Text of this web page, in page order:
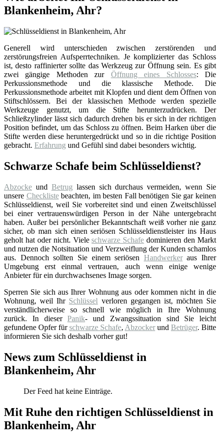
Blankenheim, Ahr?
Generell wird unterschieden zwischen zerstörenden und
zerstörungsfreien Aufsperrtechniken. Je komplizierter das Schloss
ist, desto raffinierter sollte das Werkzeug zur Öffnung sein. Es gibt
zwei gängige Methoden zur Öffnung eines Schlosses: Die
Perkussionsmethode und die klassische Methode. Die
Perkussionsmethode arbeitet mit Klopfen und dient dem Öffnen von
Stiftschlössern. Bei der klassischen Methode werden spezielle
Werkzeuge genutzt, um die Stifte herunterzudrücken. Der
Schließzylinder lässt sich dadurch drehen bis er sich in der richtigen
Position befindet, um das Schloss zu öffnen. Beim Harken über die
Stifte werden diese heruntergedrückt und so in die richtige Position
gebracht. Erfahrung und Gefühl sind dabei besonders wichtig.
Schwarze Schafe beim Schlüsseldienst?
Abzocke und Betrug lassen sich durchaus vermeiden, wenn Sie
unsere Checklistebeachten, im besten Fall benötigen Sie gar keinen
Schlüsseldienst, weil Sie vorbereitet sind und einen Zweitschlüssel
bei einer vertrauenswürdigen Person in der Nähe untergebracht
haben. Außer bei persönlicher Bekanntschaft weiß vorher nie ganz
sicher, ob man sich einen seriösen Schlüsseldienstleister ins Haus
geholt hat oder nicht. Vieleschwarze Schafe dominieren den Markt
und nutzen die Notsituation und Verzweiflung der Kunden schamlos
aus. Dennoch sollten Sie einem seriösen Handwerkeraus Ihrer
Umgebung erst einmal vertrauen, auch wenn einige wenige
Anbieter für ein durchwachsenes Image sorgen.
Sperren Sie sich aus Ihrer Wohnung aus oder kommen nicht in die
Wohnung, weil Ihr Schlüssel verloren gegangen ist, möchten Sie
verständlicherweise so schnell wie möglich in Ihre Wohnung
zurück. In dieserPanik- und Zwangssituation sind Sie leicht
gefundene Opfer fürschwarze Schafe, Abzocker und Betrüger. Bitte
informieren Sie sich deshalb vorher gut!
News zum Schlüsseldienst in
Blankenheim, Ahr
Der Feed hat keine Einträge.
Mit Ruhe den richtigen Schlüsseldienst in
Blankenheim, Ahr